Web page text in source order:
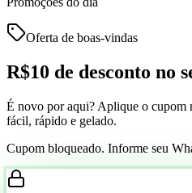
Oferta de boas-vindas
R$10 de desconto no
É novo por aqui? Aplique o
fácil, rápido e gelado.
Cupom bloqueado. Informe seu